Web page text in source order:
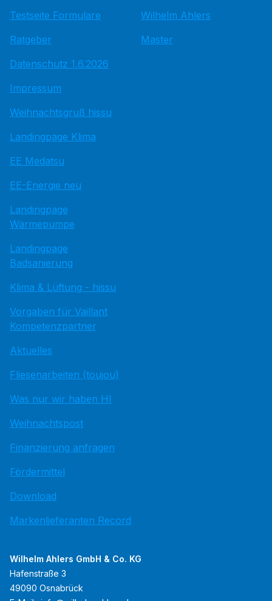
Testseite Formulare
Ratgeber
Datenschutz 1.6.2026
Impressum
Weihnachtsgruß hissu
Landingpage Klima
EE Medatsu
EE-Energie neu
Landingpage
Wärmepumpe
Landingpage
Badsanierung
Klima & Lüftung - hissu
Vorgaben für Vaillant
Kompetenzpartner
Aktuelles
Fliesenarbeiten (toujou)
Was nur wir haben HI
Weihnachtspost
Finanzierung anfragen
Fördermittel
Download
Markenlieferanten Record
Wilhelm Ahlers
Master
Wilhelm Ahlers GmbH & Co. KG
Hafenstraße 3
49090 Osnabrück